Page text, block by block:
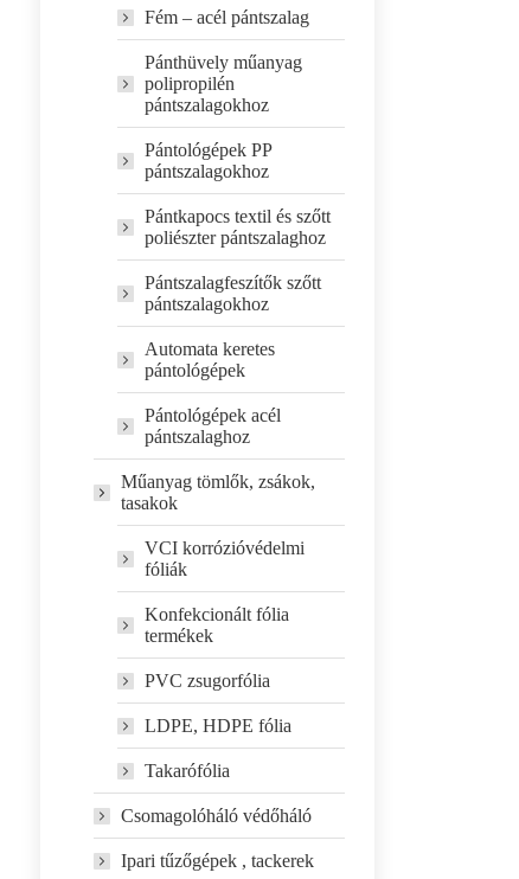
Fém – acél pántszalag
Pánthüvely műanyag
polipropilén
pántszalagokhoz
Pántológépek PP
pántszalagokhoz
Pántkapocs textil és szőtt
poliészter pántszalaghoz
Pántszalagfeszítők szőtt
pántszalagokhoz
Automata keretes
pántológépek
Pántológépek acél
pántszalaghoz
Műanyag tömlők, zsákok,
tasakok
VCI korrózióvédelmi
fóliák
Konfekcionált fólia
termékek
PVC zsugorfólia
LDPE, HDPE fólia
Takarófólia
Csomagolóháló védőháló
Ipari tűzőgépek , tackerek